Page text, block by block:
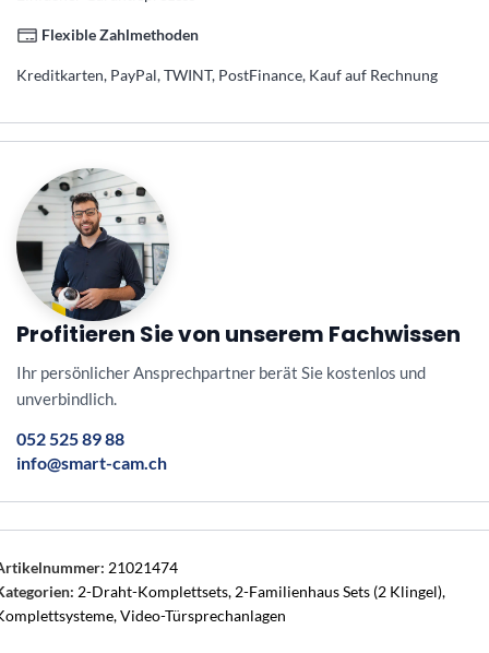
Flexible Zahlmethoden
Kreditkarten, PayPal, TWINT, PostFinance, Kauf auf Rechnung
Profitieren Sie von unserem Fachwissen
Ihr persönlicher Ansprechpartner berät Sie kostenlos und
unverbindlich.
052 525 89 88
info@smart-cam.ch
21021474
2-Draht-Komplettsets, 2-Familienhaus Sets (2 Klingel),
,Video-Türsprechanlagen